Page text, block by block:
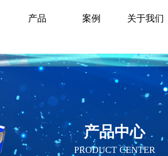
产品 案例 关于我们
产品中心
PRODUCT CENTER